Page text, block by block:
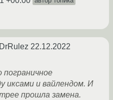
22.12.2022
пограничное
иксами и вайлендом. И
прошла замена.